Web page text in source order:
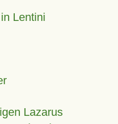
Lentini
Lazarus